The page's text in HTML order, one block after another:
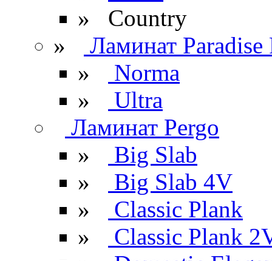
» Сountry
»
Ламинат Paradise
»
Norma
»
Ultra
Ламинат Pergo
»
Big Slab
»
Big Slab 4V
»
Classic Plank
»
Classic Plank